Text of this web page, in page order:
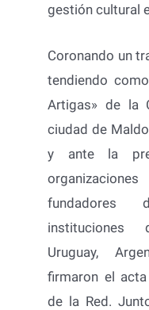
gestión cultural
Coronando un
tendiendo
Artigas» de la
ciudad de
y ante la
fundadores
instituciones
Uruguay,
firmaron el
de la Red.